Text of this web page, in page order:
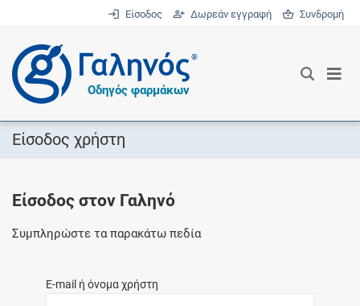
Είσοδος Δωρεάν εγγραφή Συνδρομή
®
Οδηγός φαρμάκων
Είσοδος χρήστη
Είσοδος στον Γαληνό
Συμπληρώστε τα παρακάτω πεδία
E-mail ή όνομα χρήστη